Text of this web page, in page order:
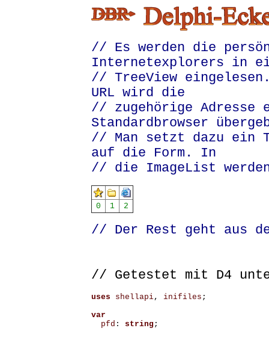
// Es werden die
Internetexplorers in
// TreeView
URL wird die
// zugehörige Adresse
Standardbrowser
// Man setzt dazu ein
auf die Form. In
// die ImageList
0 1 2
// Der Rest geht aus
// Getestet mit D4
uses shellapi, inifiles ;
var
pfd : string ;